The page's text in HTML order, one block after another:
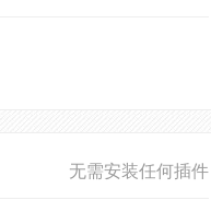
无需安装任何插件